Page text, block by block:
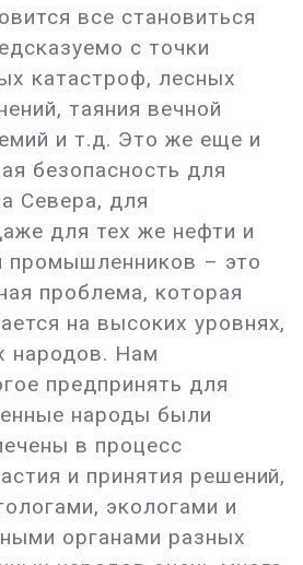
все становиться
с точки
катастроф, лесных
таяния вечной
и т.д. Это же еще и
безопасность для
Севера, для
для тех же нефти и
промышленников – это
проблема, которая
на высоких уровнях,
народов. Нам
предпринять для
народы были
в процесс
и принятия решений,
экологами и
органами разных